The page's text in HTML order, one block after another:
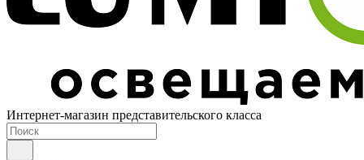
Интернет-магазин представительского класса